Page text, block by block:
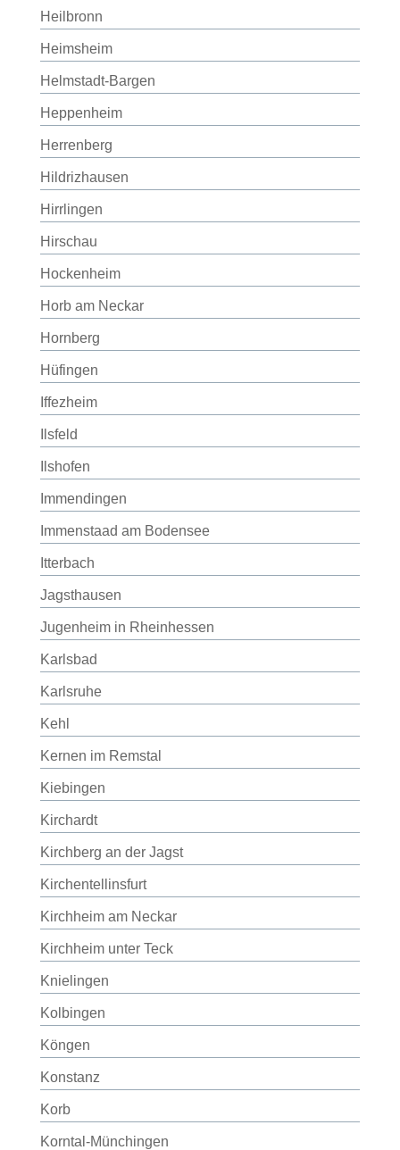
Heilbronn
Heimsheim
Helmstadt-Bargen
Heppenheim
Herrenberg
Hildrizhausen
Hirrlingen
Hirschau
Hockenheim
Horb am Neckar
Hornberg
Hüfingen
Iffezheim
Ilsfeld
Ilshofen
Immendingen
Immenstaad am Bodensee
Itterbach
Jagsthausen
Jugenheim in Rheinhessen
Karlsbad
Karlsruhe
Kehl
Kernen im Remstal
Kiebingen
Kirchardt
Kirchberg an der Jagst
Kirchentellinsfurt
Kirchheim am Neckar
Kirchheim unter Teck
Knielingen
Kolbingen
Köngen
Konstanz
Korb
Korntal-Münchingen